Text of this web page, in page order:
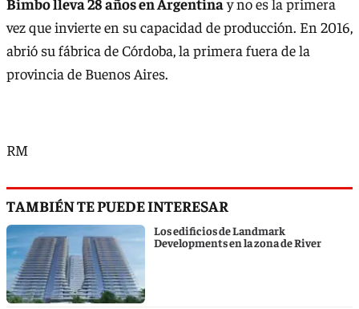
vez que invierte en su capacidad de producción. En 2016,
abrió su fábrica de Córdoba, la primera fuera de la
provincia de Buenos Aires.
RM
TAMBIÉN TE PUEDE INTERESAR
Los edificios de Landmark
Developments en la zona de River